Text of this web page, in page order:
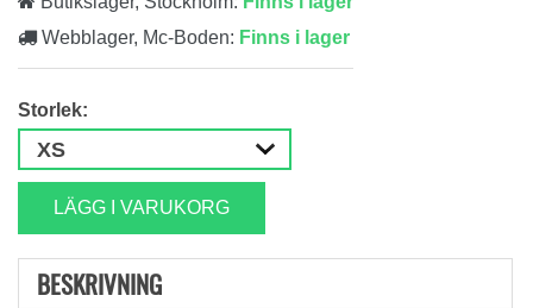
Webblager, Mc-Boden: Finns i lager
Storlek:
LÄGG I VARUKORG
BESKRIVNING